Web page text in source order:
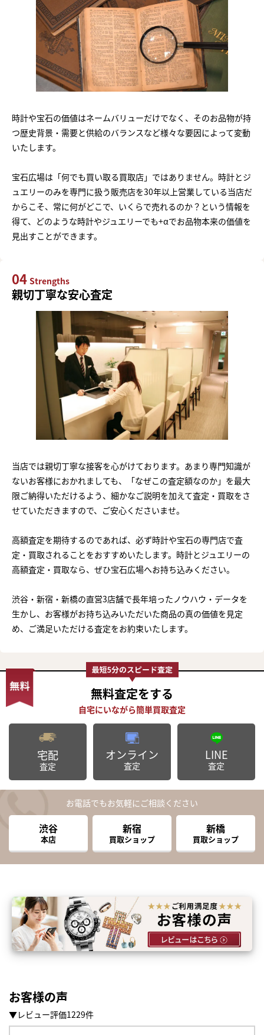
時計や宝石の価値はネームバリューだけでなく、そのお品物が持
つ歴史背景・需要と供給のバランスなど様々な要因によって変動
いたします。
宝石広場は「何でも買い取る買取店」ではありません。時計とジ
ュエリーのみを専門に扱う販売店を30年以上営業している当店だ
からこそ、常に何がどこで、いくらで売れるのか？という情報を
得て、どのような時計やジュエリーでも+αでお品物本来の価値を
見出すことができます。
04 Strengths
親切丁寧な安心査定
当店では親切丁寧な接客を心がけております。あまり専門知識が
ないお客様におかれましても、「なぜこの査定額なのか」を最大
限ご納得いただけるよう、細かなご説明を加えて査定・買取をさ
せていただきますので、ご安心くださいませ。
高額査定を期待するのであれば、必ず時計や宝石の専門店で査
定・買取されることをおすすめいたします。時計とジュエリーの
高額査定・買取なら、ぜひ宝石広場へお持ち込みください。
渋谷・新宿・新橋の直営3店舗で長年培ったノウハウ・データを
生かし、お客様がお持ち込みいただいた商品の真の価値を見定
め、ご満足いただける査定をお約束いたします。
無料査定をする
宅配
査定
オンライン
査定
LINE
査定
お電話でもお気軽にご相談ください
渋谷
本店
新宿
買取ショップ
新橋
買取ショップ
お客様の声
▼レビュー評価1229件